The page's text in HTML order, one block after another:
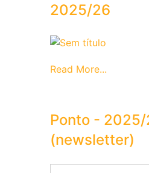
2025/26
Read More...
Ponto - 2025/
(newsletter)